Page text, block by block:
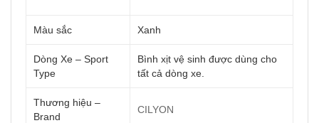
Màu sắc Xanh
Dòng Xe – Sport
Type
Bình xịt vệ sinh được dùng cho
tất cả dòng xe.
Thương hiệu –
Brand
CILYON